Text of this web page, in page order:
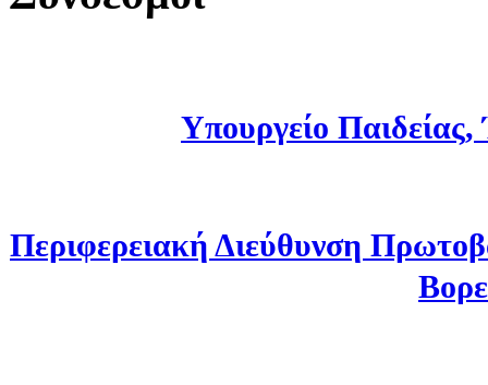
Υπουργείο
Περιφερειακή Διεύθυνση